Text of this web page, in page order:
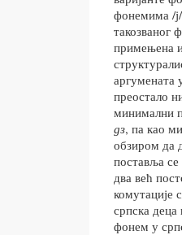
фонемима /
такозваног
примењена
аргумената
преостало
минимални
дз, па као
обзиром да
поставља
два већ
комутације
српска деца
фонем у